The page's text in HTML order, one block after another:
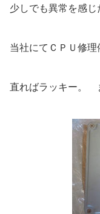
少しでも異常を感じ
当社にてＣＰＵ修理
直ればラッキー。